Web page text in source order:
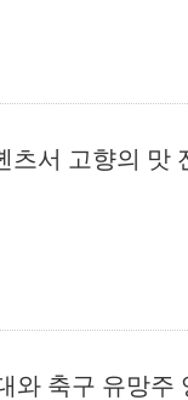
서 고향의 맛
와 축구 유망주